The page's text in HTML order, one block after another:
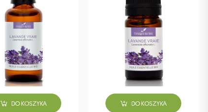
DO KOSZYKA DO KOSZYKA